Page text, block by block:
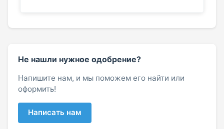
Не нашли нужное одобрение?
Напишите нам, и мы поможем его найти или
оформить!
Написать нам